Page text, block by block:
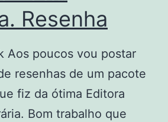
Resenha
Aos poucos vou postar
resenhas de um pacote
fiz da ótima Editora
Bom trabalho que